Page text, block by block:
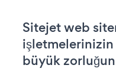
Sitejet web
işletmelerinizin
büyük